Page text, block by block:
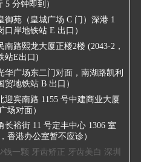
5 分钟即到）
御苑（皇城广场 C 门）深港 1
岸地铁站 E 出口）
路熙龙大厦正楼2楼 (2043-2，
站E出口)
华广场东二门对面，南湖路凯利
地铁站 B 出口）
迎宾南路 1155 号中建商业大厦
场对面）
长裕街 11 号定丰中心 1306 室
香港办公室暂不应诊）
钱一颗 牙齿矫正 牙齿美白 深圳